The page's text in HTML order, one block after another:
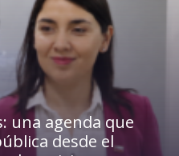
una agenda que
desde el